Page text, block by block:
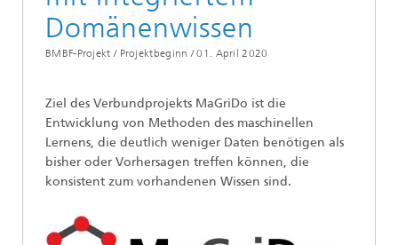
Domänenwissen
BMBF-Projekt / Projektbeginn / 01. April 2020
Ziel des Verbundprojekts MaGriDo ist die
Entwicklung von Methoden des maschinellen
Lernens, die deutlich weniger Daten benötigen als
bisher oder Vorhersagen treffen können, die
konsistent zum vorhandenen Wissen sind.